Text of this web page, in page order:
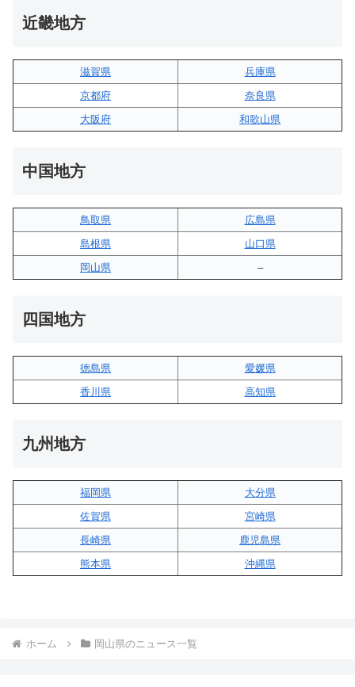
近畿地方
滋賀県
兵庫県
京都府
奈良県
大阪府
和歌山県
中国地方
鳥取県
広島県
島根県
山口県
岡山県
–
四国地方
徳島県
愛媛県
香川県
高知県
九州地方
福岡県
大分県
佐賀県
宮崎県
長崎県
鹿児島県
熊本県
沖縄県
ホーム 岡山県のニュース一覧